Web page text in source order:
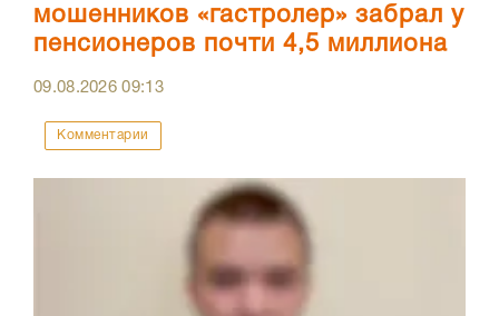
мошенников «гастролер» забрал у
пенсионеров почти 4,5 миллиона
09.08.202609:13
Комментарии